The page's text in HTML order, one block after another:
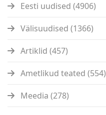
Eesti uudised (4906)
Välisuudised (1366)
Artiklid (457)
Ametlikud teated (554)
Meedia (278)